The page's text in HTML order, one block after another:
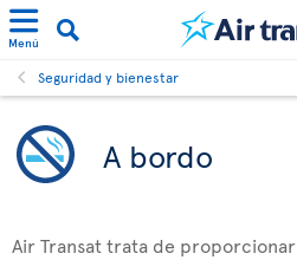
Menú
Seguridad y bienestar
A bordo
Air Transat trata de